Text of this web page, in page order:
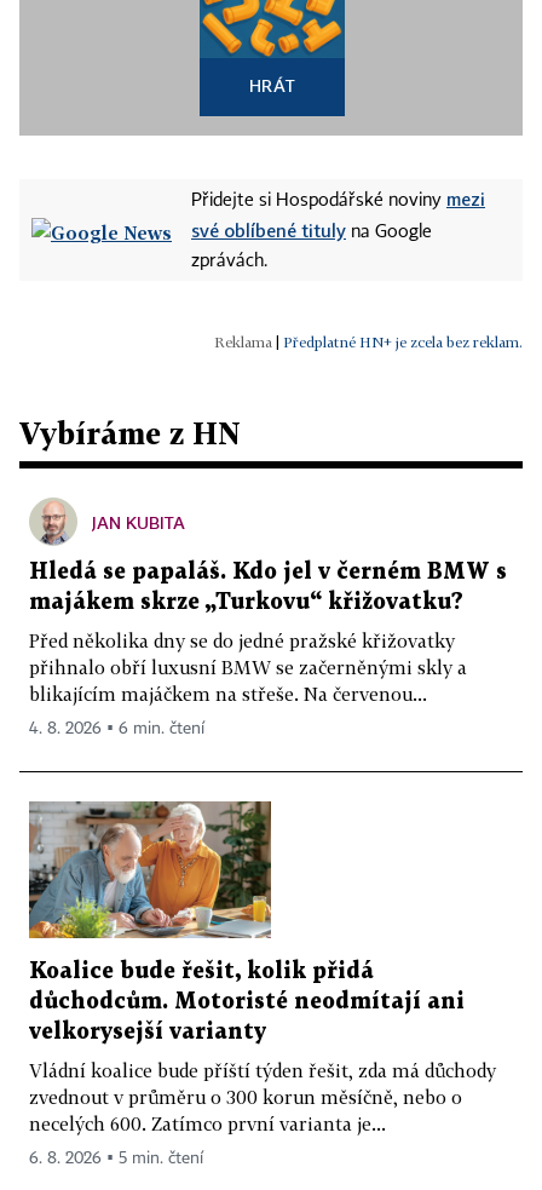
HRÁT
Přidejte si Hospodářské noviny mezi
své oblíbené tituly na Google
zprávách.
Předplatné HN+ je zcela bez reklam.
Vybíráme z HN
JAN KUBITA
Hledá se papaláš. Kdo jel v černém BMW s
majákem skrze „Turkovu“ křižovatku?
Před několika dny se do jedné pražské křižovatky
přihnalo obří luxusní BMW se začerněnými skly a
blikajícím majáčkem na střeše. Na červenou...
4. 8. 2026 ▪ 6 min. čtení
Koalice bude řešit, kolik přidá
důchodcům. Motoristé neodmítají ani
velkorysejší varianty
Vládní koalice bude příští týden řešit, zda má důchody
zvednout v průměru o 300 korun měsíčně, nebo o
necelých 600. Zatímco první varianta je...
6. 8. 2026 ▪ 5 min. čtení